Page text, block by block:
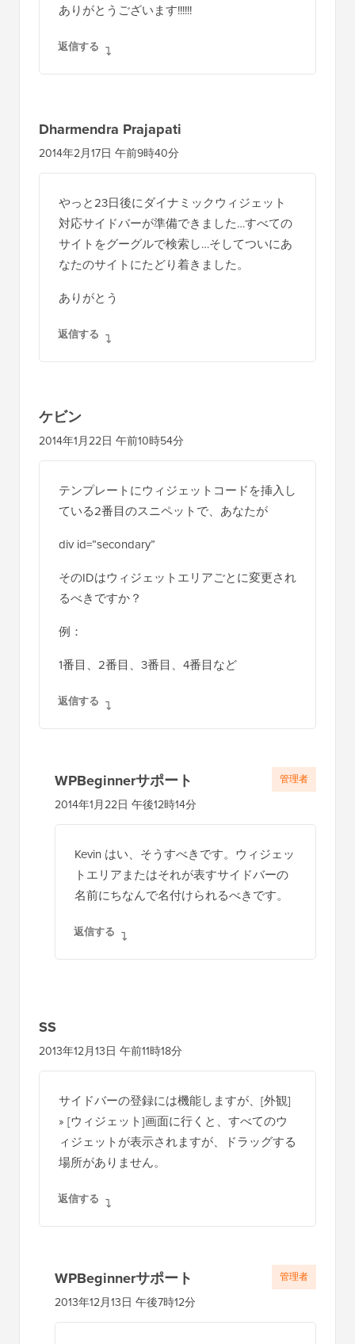
ありがとうございます!!!!!!
返信する
Dharmendra Prajapati
2014年2月17日 午前9時40分
やっと23日後にダイナミックウィジェット
対応サイドバーが準備できました…すべての
サイトをグーグルで検索し…そしてついにあ
なたのサイトにたどり着きました。
ありがとう
返信する
ケビン
2014年1月22日 午前10時54分
テンプレートにウィジェットコードを挿入し
ている2番目のスニペットで、あなたが
div id=”secondary”
そのIDはウィジェットエリアごとに変更され
るべきですか？
例：
1番目、2番目、3番目、4番目など
返信する
WPBeginnerサポート
2014年1月22日 午後12時14分
Kevin はい、そうすべきです。ウィジェッ
トエリアまたはそれが表すサイドバーの
名前にちなんで名付けられるべきです。
返信する
管理者
SS
2013年12月13日 午前11時18分
サイドバーの登録には機能しますが、[外観]
» [ウィジェット]画面に行くと、すべてのウ
ィジェットが表示されますが、ドラッグする
場所がありません。
返信する
WPBeginnerサポート
2013年12月13日 午後7時12分
管理者